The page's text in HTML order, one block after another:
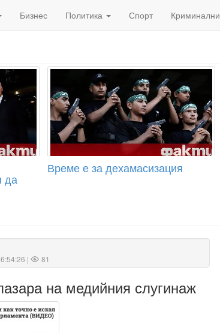
Бизнес Политика Спорт Криминални
да
Време е за дехамасизация
| 81
на медийния слугинаж